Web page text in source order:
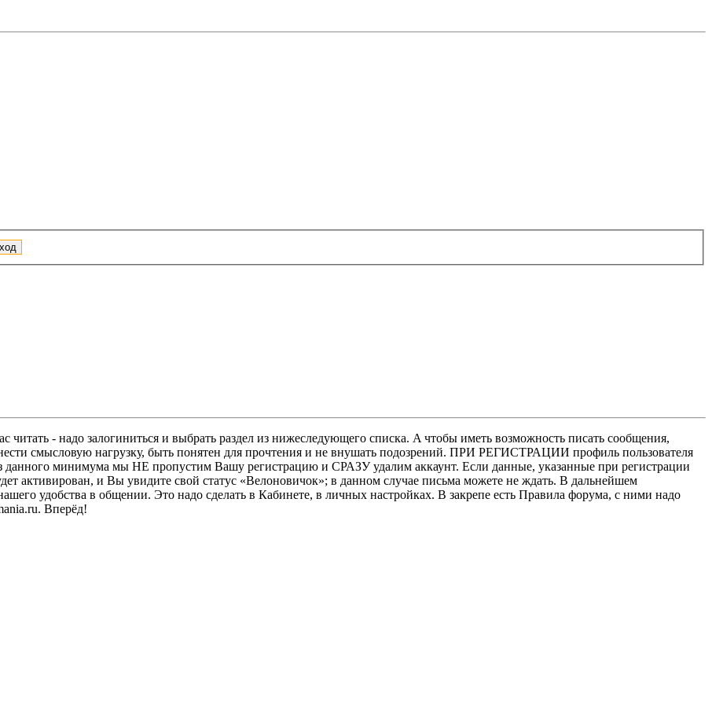
- надо залогиниться и выбрать раздел из нижеследующего списка. A чтобы иметь возможность писать сообщения,
смысловую нагрузку, быть понятен для прочтения и не внушать подозрений. ПРИ РЕГИСТРАЦИИ профиль пользователя
данного минимума мы НЕ пропустим Вашу регистрацию и СРАЗУ удалим аккаунт. Если данные, указанные при регистрации
активирован, и Вы увидите свой статус «Велоновичок»; в данном случае письма можете не ждать. В дальнейшем
удобства в общении. Это надо сделать в Кабинете, в личных настройках. В закрепе есть Правила форума, с ними надо
Вперёд!